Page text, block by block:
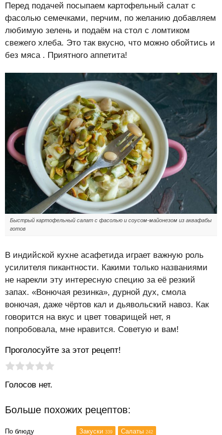
Перед подачей посыпаем картофельный салат с
фасолью семечками, перчим, по желанию добавляем
любимую зелень и подаём на стол с ломтиком
свежего хлеба. Это так вкусно, что можно обойтись и
без мяса . Приятного аппетита!
Быстрый картофельный салат с фасолью и соусом-майонезом из аквафабы
готов
В индийской кухне асафетида играет важную роль
усилителя пикантности. Какими только названиями
не нарекли эту интересную специю за её резкий
запах. «Вонючая резинка», дурной дух, смола
вонючая, даже чёртов кал и дьявольский навоз. Как
говорится на вкус и цвет товарищей нет, я
попробовала, мне нравится. Советую и вам!
Проголосуйте за этот рецепт!
Рейтинг статьи:
Голосов нет.
Больше похожих рецептов:
По блюду Закуски 339 Салаты 242